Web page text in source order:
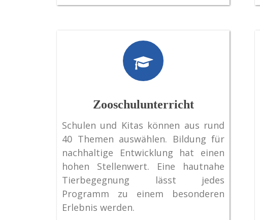
Zooschulunterricht
Schulen und Kitas können aus rund
40 Themen auswählen. Bildung für
nachhaltige Entwicklung hat einen
hohen Stellenwert. Eine hautnahe
Tierbegegnung lässt jedes
Programm zu einem besonderen
Erlebnis werden.